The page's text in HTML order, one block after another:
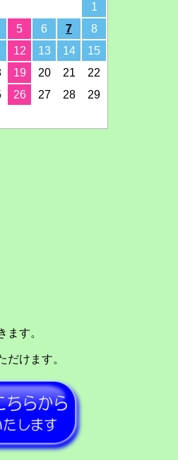
1
5 6 7
8
12 13 14
15
19 20 21
22
26 27 28
29
ます。
だけます。